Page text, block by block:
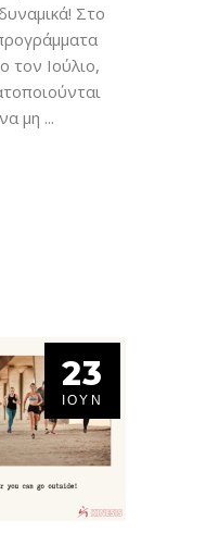
Στο
τον Ιούλιο,
μη
23
ΙΟΎΝ